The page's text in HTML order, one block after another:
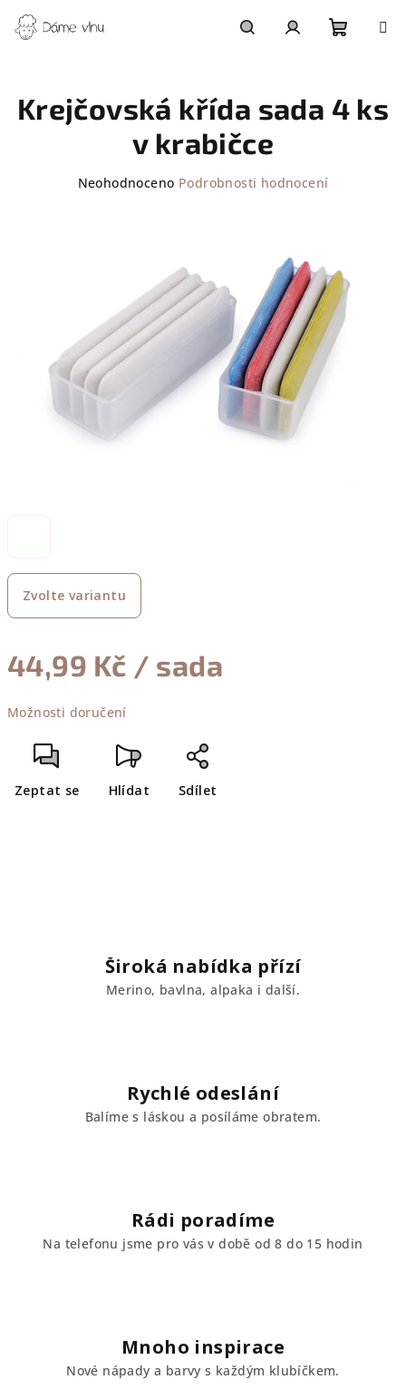
na
obsah
košík
Zvolte variantu
44,99 Kč / sada
cena:
Možnosti doručení
Zeptat se Hlídat Sdílet
Krejčovská křída sada 4 ks
v krabičce
Průměrné
hvězdiček.
Neohodnoceno Podrobnosti hodnocení
Široká nabídka přízí
Merino, bavlna, alpaka i další.
Rychlé odeslání
Balíme s láskou a posíláme obratem.
Rádi poradíme
Na telefonu jsme pro vás v době od 8 do 15 hodin
Mnoho inspirace
Nové nápady a barvy s každým klubíčkem.